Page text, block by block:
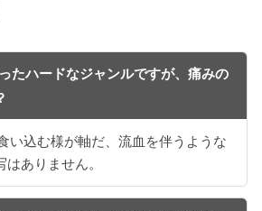
たハードなジャンルですが、痛みの
い込む様が軸だ、流血を伴うような
ありません。